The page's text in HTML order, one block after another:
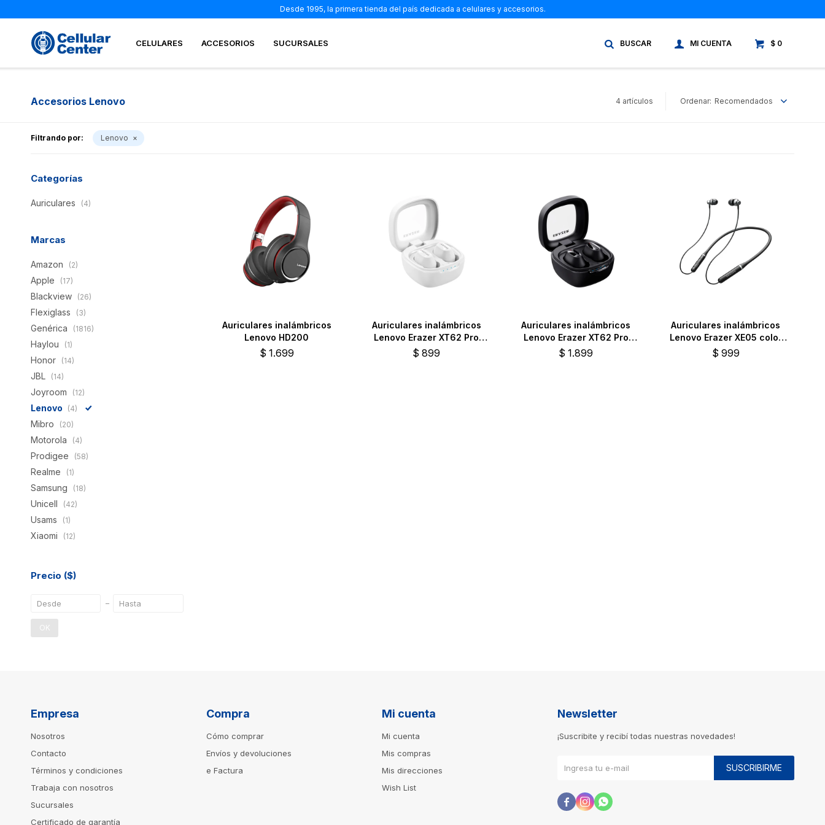
CELULARES ACCESORIOS SUCURSALES $ 0
Desde 1995, la primera tienda del país dedicada a celulares y accesorios.
Accesorios Lenovo 4 artículos Recomendados
Filtrando por: Lenovo
Auriculares inalámbricos
Lenovo HD200
$ 1.699
Auriculares inalámbricos
Lenovo Erazer XT62 Pro
TWS blancos
$ 899
Auriculares inalámbricos
Lenovo Erazer XT62 Pro
TWS negros
$ 1.899
Auriculares inalámbricos
Lenovo Erazer XE05 color
negro
$ 999
Categorías
Auriculares (4)
Marcas
Amazon (2)
Apple (17)
Blackview (26)
Flexiglass (3)
Genérica (1816)
Haylou (1)
Honor (14)
JBL (14)
Joyroom (12)
Lenovo (4)
Mibro (20)
Motorola (4)
Prodigee (58)
Realme (1)
Samsung (18)
Unicell (42)
Usams (1)
Xiaomi (12)
Precio ($)
OK
Empresa
Nosotros
Contacto
Términos y condiciones
Trabaja con nosotros
Sucursales
Certificado de garantía
Compra
Cómo comprar
Envíos y devoluciones
e Factura
Mi cuenta
Mi cuenta
Mis compras
Mis direcciones
Wish List
Newsletter
¡Suscribite y recibí todas nuestras novedades!
SUSCRIBIRME
  